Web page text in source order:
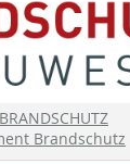
Brandschutz